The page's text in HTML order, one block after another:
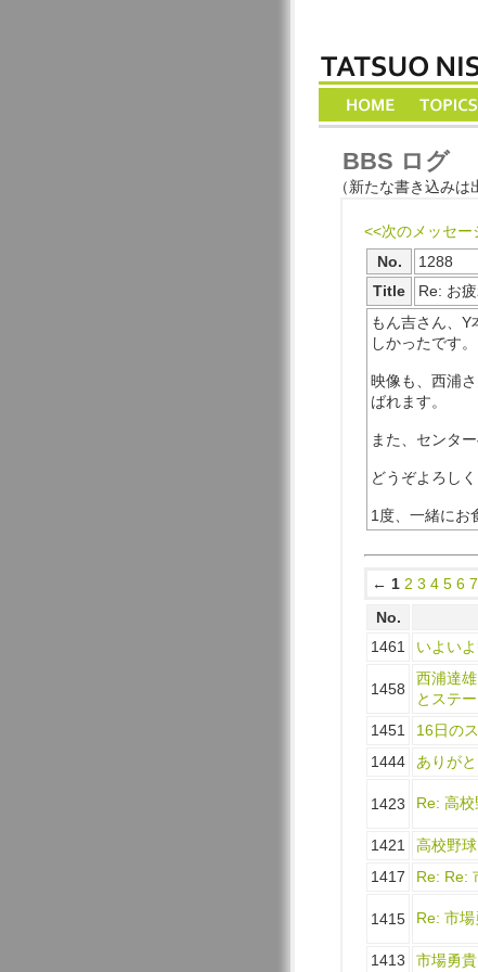
BBS ログ
（新たな書き込みは
<<次のメッセー
No.
1288
Title
Re: お
もん吉さん、
しかったです。
映像も、西浦
ばれます。
また、センタ
どうぞよろし
1度、一緒にお
← 1 2 3 4 5 6 7
No.
1461
いよい
1458
西浦達
とステ
1451 16日の
1444
ありが
1423 Re: 高
1421 高校野球
1417
Re: Re:
1415 Re: 市
1413 市場勇貴